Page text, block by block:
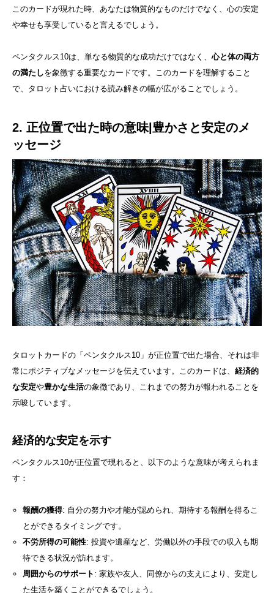
このカードが現れた時、あなたは物質的なものだけでなく、心の安定
や幸せも享受していると言えるでしょう。
ペンタクルス10は、単なる物質的な成功だけではなく、心と体の両方
の満たしを象徴する重要なカードです。このカードを理解すること
で、タロット占いにおける読み解きの幅が広がることでしょう。
2. 正位置で出た時の意味|豊かさと安定のメ
ッセージ
タロットカードの「ペンタクルス10」が正位置で出た場合、それは非
常にポジティブなメッセージを伝えています。このカードは、 経済的
な安定や豊かな生活の象徴であり、これまでの努力が報われることを
示唆しています。
経済的な安定を示す
ペンタクルス10が正位置で現れると、以下のような意味が考えられま
す：
報酬の獲得: 自分の努力や才能が認められ、期待する報酬を得るこ
とができるタイミングです。
不労所得の可能性: 投資や遺産など、労働以外の手段での収入も期
待できる状況が訪れます。
周囲からのサポート : 家族や友人、同僚からの支えにより、安定し
た生活を築くことができるでしょう。